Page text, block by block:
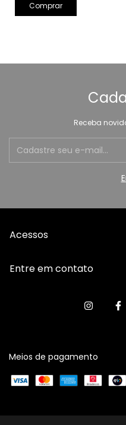
Receba
Acessos
Entre em contato
Meios de pagamento